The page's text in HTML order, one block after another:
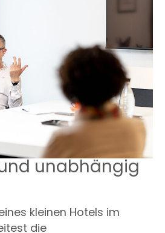
unabhängig
kleinen Hotels im
die